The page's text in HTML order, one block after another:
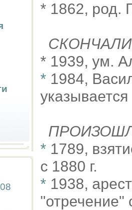
* 1862, род.
* 1939, ум.
* 1984,
указывается
* 1789,
с 1880 г.
* 1938,